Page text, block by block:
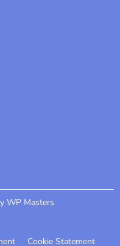
WP Masters
Cookie Statement